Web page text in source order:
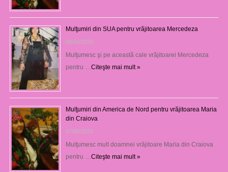
Mulţumiri din SUA pentru vrăjitoarea Mercedeza
08/08/2026
Mulţumesc şi pe această cale vrăjitoarei Mercedeza
pentru … Citeşte mai mult »
Mulţumiri din America de Nord pentru vrăjitoarea Maria
din Craiova
07/08/2026
Mulţumesc mult doamnei vrăjitoare Maria din Craiova
pentru … Citeşte mai mult »